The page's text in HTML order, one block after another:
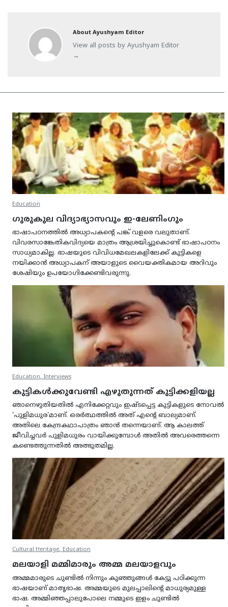
About Ayushyam Editor
View all posts by Ayushyam Editor
→
Education
ഗുരുകുല വിദ്യാഭ്യാസവും ഇ-ലേണിംഗും
ഭാഷാപഠനത്തില്‍ അധ്യാപകന്‍റെ പങ്ക് വളരെ വലുതാണ്.
വിവരസാങ്കേതികവിദ്യയെ മാത്രം ആശ്രയിച്ചുകൊണ്ട് ഭാഷാപഠനം
സാധ്യമാകില്ല. ഭാഷയുടെ വിവിധമേഖലകളിലേക്ക് കുട്ടികളെ
നയിക്കാന്‍ അധ്യാപകന് അയാളുടെ വൈയക്തികമായ അറിവും
ശേഷിയും ഉപയോഗിക്കേണ്ടിവരുന്നു.
Education, Interviews
കുട്ടികള്‍ക്കുവേണ്ടി എഴുതുന്നത് കുട്ടിക്കളിയല്ല
ഞാനെഴുതിയതില്‍ എനിക്കേറ്റവും ഇഷ്ടപ്പെട്ട കുട്ടികളുടെ നോവല്‍
'പുളിമധുര'മാണ്. ഒരര്‍ത്ഥത്തില്‍ അത് എന്‍റെ ബാല്യമാണ്.
അതിലെ കേന്ദ്രകഥാപാത്രം ഞാന്‍ തന്നെയാണ്. ആ കാലത്ത്
ജീവിച്ചവര്‍ പുളിമധുരം വായിക്കുമ്പോള്‍ അതില്‍ അവരെത്തന്നെ
കണ്ടെത്തുന്നതില്‍ അത്ഭുതമില്ല.
Cultural Heritage, Education
മലയാളി മമ്മിമാരും അമ്മ മലയാളവും
അമ്മമാരുടെ ചുണ്ടില്‍ നിന്നും കുഞ്ഞുങ്ങള്‍ കേട്ടു പഠിക്കുന്ന
ഭാഷയാണ് മാതൃഭാഷ. അമ്മയുടെ മുലപ്പാലിന്‍റെ മാധുര്യമുള്ള
ഭാഷ. അമ്മിഞ്ഞപ്പാലുപോലെ നമ്മുടെ ഇളം ചുണ്ടില്‍